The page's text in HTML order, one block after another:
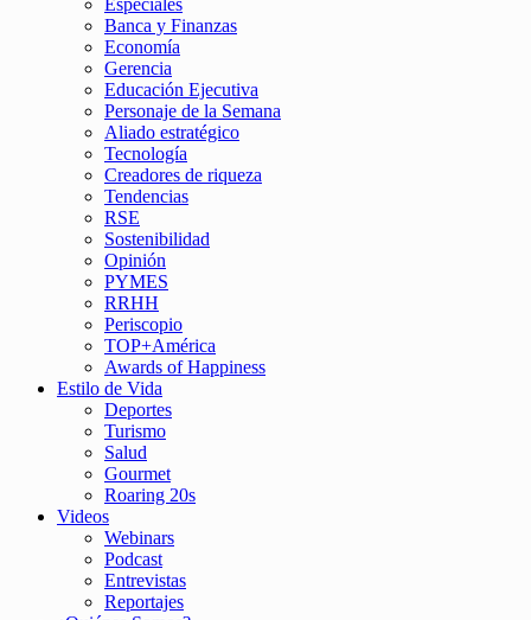
Especiales
Banca y Finanzas
Economía
Gerencia
Educación Ejecutiva
Personaje de la Semana
Aliado estratégico
Tecnología
Creadores de riqueza
Tendencias
RSE
Sostenibilidad
Opinión
PYMES
RRHH
Periscopio
TOP+América
Awards of Happiness
Estilo de Vida
Deportes
Turismo
Salud
Gourmet
Roaring 20s
Videos
Webinars
Podcast
Entrevistas
Reportajes